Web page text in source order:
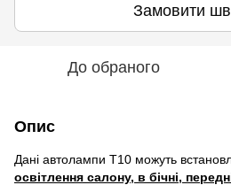
Замовити
До обраного
Опис
Дані автолампи Т10 можуть
освітлення салону, в бічні,